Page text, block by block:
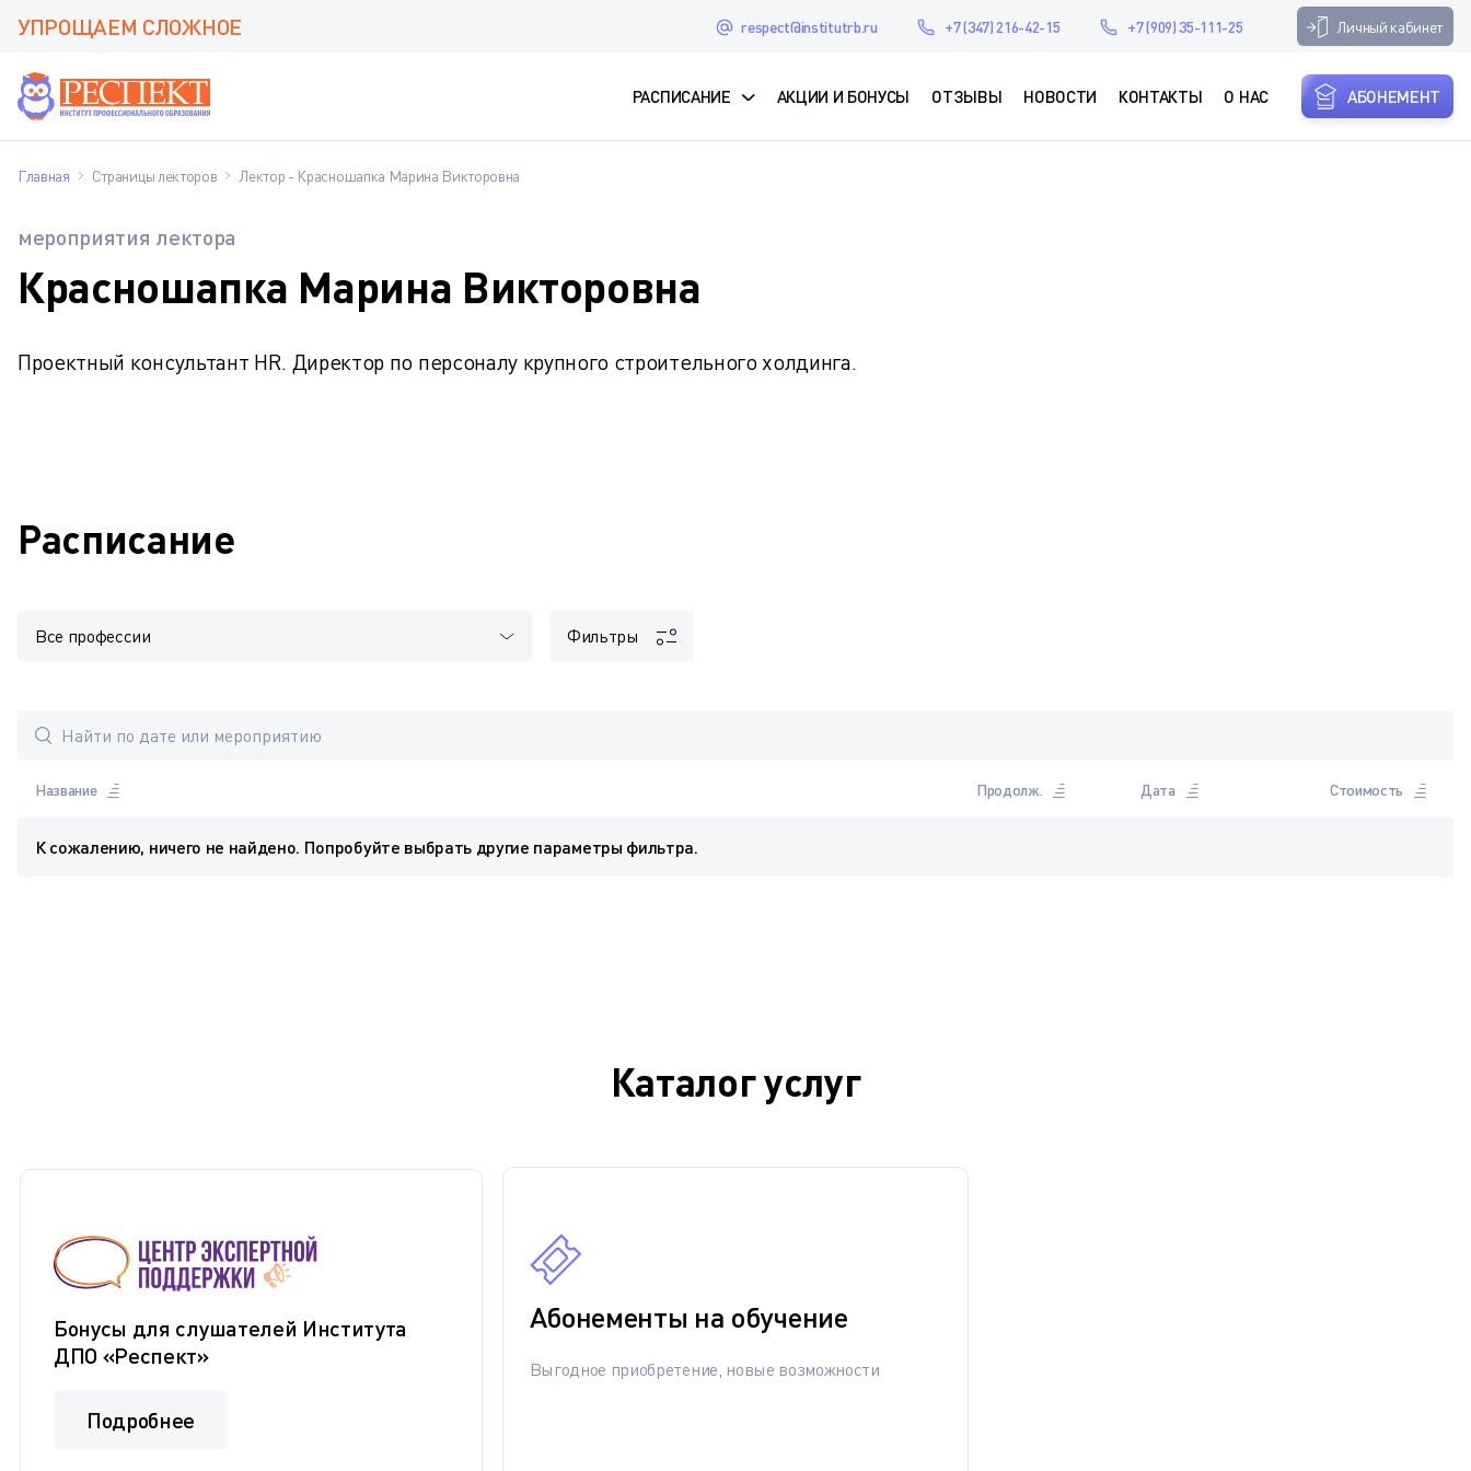
УПРОЩАЕМ СЛОЖНОЕ respect@institutrb.ru +7 (347) 216-42-15 +7 (909) 35-111-25 Личный кабинет
РАСПИСАНИЕ АКЦИИ И БОНУСЫ ОТЗЫВЫ НОВОСТИ КОНТАКТЫ О НАС АБОНЕМЕНТ
Главная Страницы лекторов Лектор - Красношапка Марина Викторовна
мероприятия лектора
Красношапка Марина Викторовна
Проектный консультант HR. Директор по персоналу крупного строительного холдинга.
Расписание
Все профессии Фильтры
Название Продолж. Дата Стоимость
К сожалению, ничего не найдено. Попробуйте выбрать другие параметры фильтра.
Каталог услуг
Бонусы для слушателей Института
ДПО «Респект»
Подробнее
Абонементы на обучение
Выгодное приобретение, новые возможности